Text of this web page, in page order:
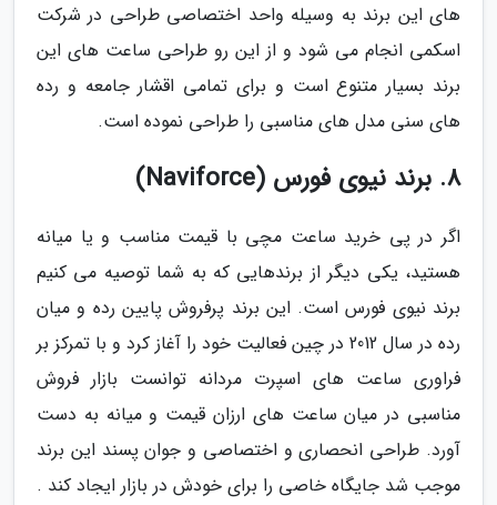
های این برند به وسیله واحد اختصاصی طراحی در شرکت
اسکمی انجام می شود و از این رو طراحی ساعت های این
برند بسیار متنوع است و برای تمامی اقشار جامعه و رده
های سنی مدل های مناسبی را طراحی نموده است.
8. برند نیوی فورس (Naviforce)
اگر در پی خرید ساعت مچی با قیمت مناسب و یا میانه
هستید، یکی دیگر از برندهایی که به شما توصیه می کنیم
برند نیوی فورس است. این برند پرفروش پایین رده و میان
رده در سال 2012 در چین فعالیت خود را آغاز کرد و با تمرکز بر
فراوری ساعت های اسپرت مردانه توانست بازار فروش
مناسبی در میان ساعت های ارزان قیمت و میانه به دست
آورد. طراحی انحصاری و اختصاصی و جوان پسند این برند
موجب شد جایگاه خاصی را برای خودش در بازار ایجاد کند .